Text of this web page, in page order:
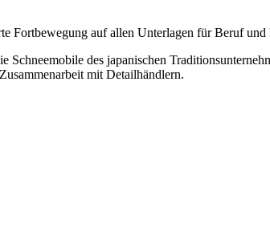
Fortbewegung auf allen Unterlagen für Beruf und
des japanischen
mit Detailhändlern.